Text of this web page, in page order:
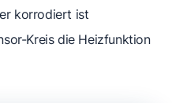
korrodiert ist
Kreis die Heizfunktion